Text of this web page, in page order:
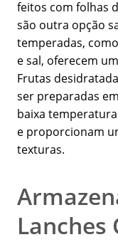
feitos com folhas
são outra opção
temperadas,
e sal, oferecem
Frutas
ser preparadas
baixa
e proporcionam
texturas.
Lanches